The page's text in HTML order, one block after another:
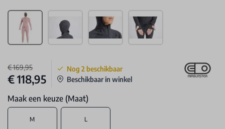
€ 169,95
€ 118,95
Nog 2 beschikbaar
Beschikbaar in winkel
Maak een keuze (Maat)
M L